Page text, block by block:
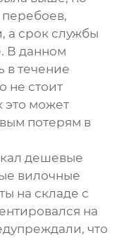
перебоев,
а срок службы
В данном
в течение
не стоит
это может
потерям в
дешевые
вилочные
на складе с
на
что